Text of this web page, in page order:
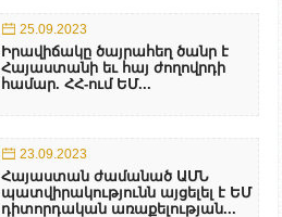
25.09.2023
Իրավիճակը ծայրահեղ ծանր է
Հայաստանի եւ հայ ժողովրդի
համար. ՀՀ-ում ԵՄ...
23.09.2023
Հայաստան ժամանած ԱՄՆ
պատվիրակությունն այցելել է ԵՄ
դիտորդական առաքելության...